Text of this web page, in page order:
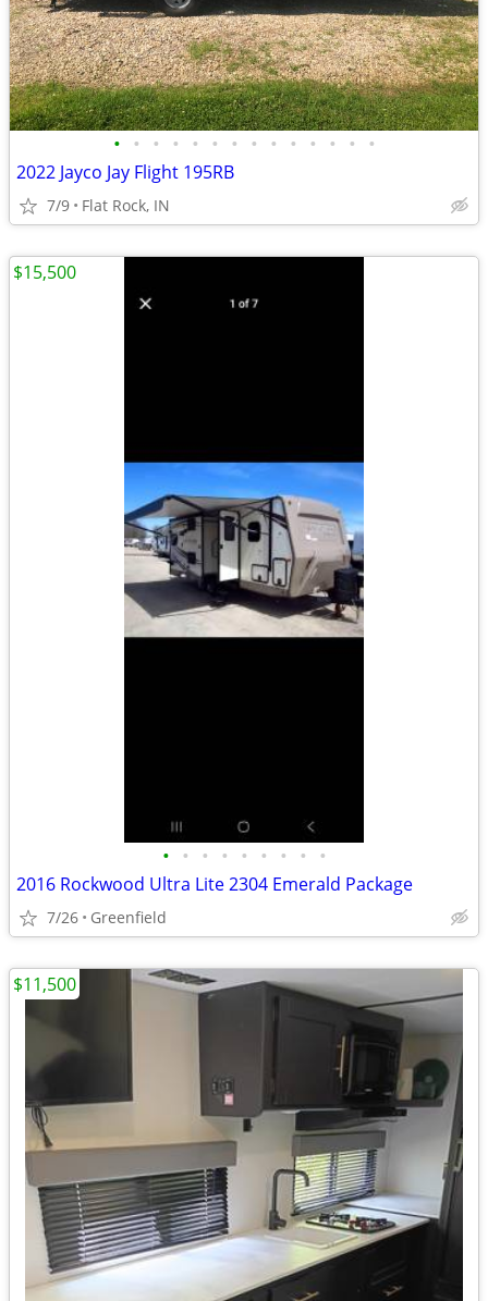
• • • • • • • • • • • • • •
2022 Jayco Jay Flight 195RB
7/9 Flat Rock, IN
• • • • • • • • •
2016 Rockwood Ultra Lite 2304 Emerald Package
7/26 Greenfield
$15,500
$11,500